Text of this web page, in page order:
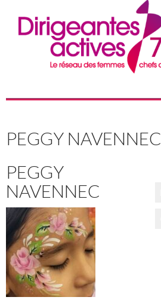
AU
PRINCIPAL
PEGGY NAVENNEC
PEGGY
NAVENNEC